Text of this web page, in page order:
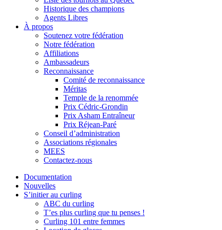
Historique des champions
Agents Libres
À propos
Soutenez votre fédération
Notre fédération
Affiliations
Ambassadeurs
Reconnaissance
Comité de reconnaissance
Méritas
Temple de la renommée
Prix Cédric-Grondin
Prix Asham Entraîneur
Prix Réjean-Paré
Conseil d’administration
Associations régionales
MEES
Contactez-nous
Documentation
Nouvelles
S’initier au curling
ABC du curling
T’es plus curling que tu penses !
Curling 101 entre femmes